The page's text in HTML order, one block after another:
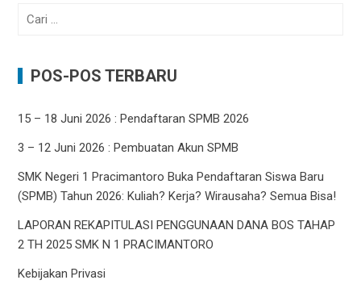
Cari
POS-POS TERBARU
15 – 18 Juni 2026 : Pendaftaran SPMB 2026
3 – 12 Juni 2026 : Pembuatan Akun SPMB
SMK Negeri 1 Pracimantoro Buka Pendaftaran Siswa Baru
(SPMB) Tahun 2026: Kuliah? Kerja? Wirausaha? Semua Bisa!
LAPORAN REKAPITULASI PENGGUNAAN DANA BOS TAHAP
2 TH 2025 SMK N 1 PRACIMANTORO
Kebijakan Privasi